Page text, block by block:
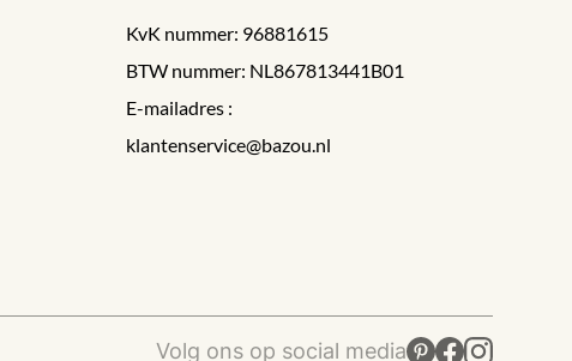
KvK nummer: 96881615
BTW nummer: NL867813441B01
E-mailadres :
klantenservice@bazou.nl
Volg ons op social media